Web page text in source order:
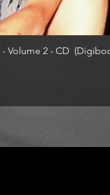
Volume 2 - CD